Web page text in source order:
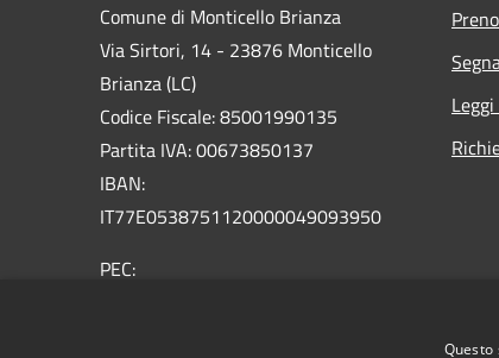
Comune di Monticello Brianza
Via Sirtori, 14 - 23876 Monticello
Brianza (LC)
Codice Fiscale: 85001990135
Partita IVA: 00673850137
IBAN:
IT77E0538751120000049093950
PEC: